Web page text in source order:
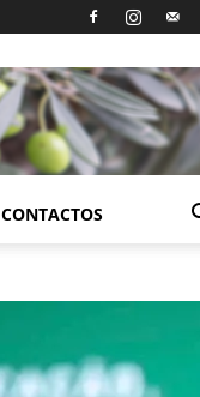
CONTACTOS